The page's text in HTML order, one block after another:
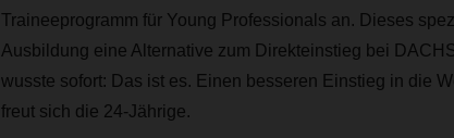
Traineeprogramm für Young Professionals an. Dieses
Ausbildung eine Alternative zum Direkteinstieg bei
wusste sofort: Das ist es. Einen besseren Einstieg in die
freut sich die 24-Jährige.